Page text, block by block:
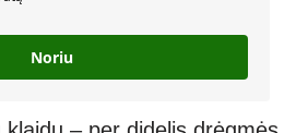
Noriu